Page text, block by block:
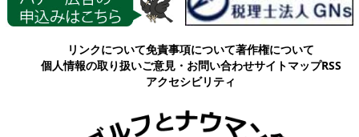
各種情報
リンクについて免責事項について著作権について
個人情報の取り扱いご意見・お問い合わせサイトマップRSS
アクセシビリティ